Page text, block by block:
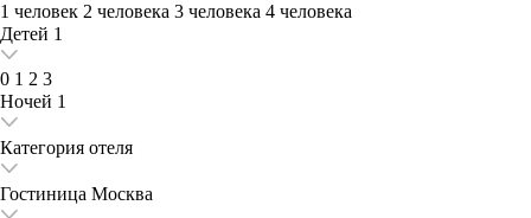
1 человек 2 человека 3 человека 4 человека
Детей 1
0 1 2 3
Ночей 1
Категория отеля
Гостиница Москва